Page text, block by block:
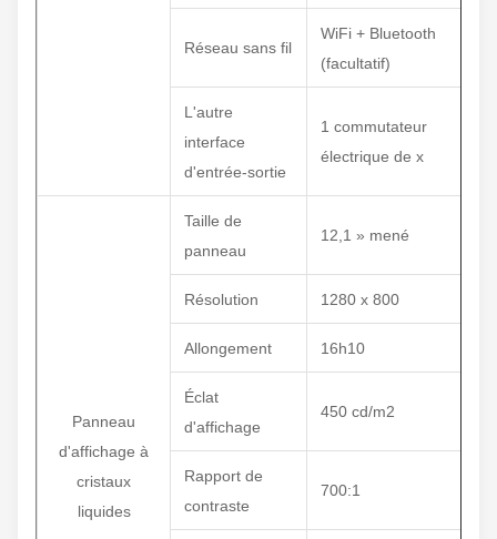
Réseau sans fil
WiFi + Bluetooth
(facultatif)
L'autre
interface
d'entrée-sortie
1 commutateur
électrique de x
Panneau
d'affichage à
cristaux
liquides
Taille de
panneau
12,1 » mené
Résolution 1280 x 800
Allongement 16h10
Éclat
d'affichage
450 cd/m2
Rapport de
contraste
700:1